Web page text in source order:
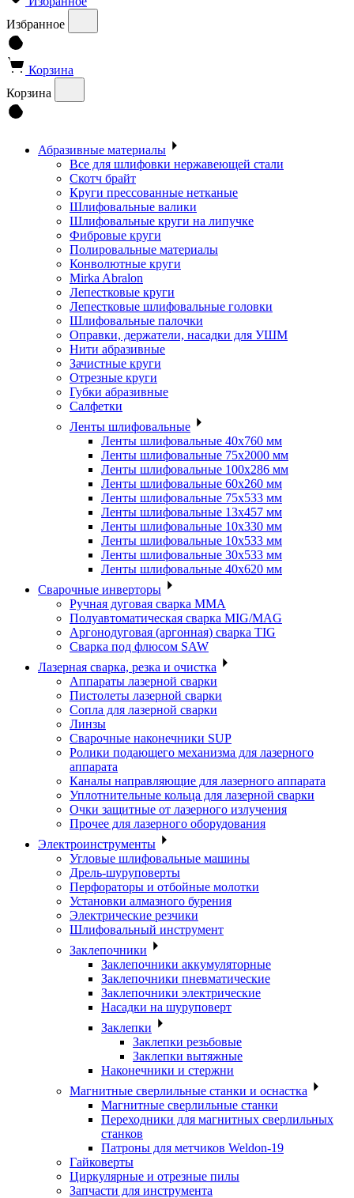
Избранное
Корзина
Корзина
Абразивные материалы
Все для шлифовки нержавеющей стали
Скотч брайт
Круги прессованные нетканые
Шлифовальные валики
Шлифовальные круги на липучке
Фибровые круги
Полировальные материалы
Конволютные круги
Mirka Abralon
Лепестковые круги
Лепестковые шлифовальные головки
Шлифовальные палочки
Оправки, держатели, насадки для УШМ
Нити абразивные
Зачистные круги
Отрезные круги
Губки абразивные
Салфетки
Ленты шлифовальные
Ленты шлифовальные 40х760 мм
Ленты шлифовальные 75х2000 мм
Ленты шлифовальные 100х286 мм
Ленты шлифовальные 60х260 мм
Ленты шлифовальные 75х533 мм
Ленты шлифовальные 13х457 мм
Ленты шлифовальные 10х330 мм
Ленты шлифовальные 10х533 мм
Ленты шлифовальные 30х533 мм
Ленты шлифовальные 40х620 мм
Сварочные инверторы
Ручная дуговая сварка MMA
Полуавтоматическая сварка MIG/MAG
Аргонодуговая (аргонная) сварка TIG
Сварка под флюсом SAW
Лазерная сварка, резка и очистка
Аппараты лазерной сварки
Пистолеты лазерной сварки
Сопла для лазерной сварки
Линзы
Сварочные наконечники SUP
Ролики подающего механизма для лазерного
аппарата
Каналы направляющие для лазерного аппарата
Уплотнительные кольца для лазерной сварки
Очки защитные от лазерного излучения
Прочее для лазерного оборудования
Электроинструменты
Угловые шлифовальные машины
Дрель-шуруповерты
Перфораторы и отбойные молотки
Установки алмазного бурения
Электрические резчики
Шлифовальный инструмент
Заклепочники
Заклепочники аккумуляторные
Заклепочники пневматические
Заклепочники электрические
Насадки на шуруповерт
Заклепки
Заклепки резьбовые
Заклепки вытяжные
Наконечники и стержни
Магнитные сверлильные станки и оснастка
Магнитные сверлильные станки
Переходники для магнитных сверлильных
станков
Патроны для метчиков Weldon-19
Гайковерты
Циркулярные и отрезные пилы
Запчасти для инструмента